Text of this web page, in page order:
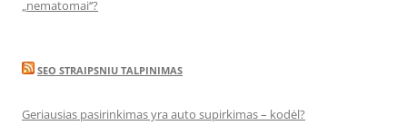
„nematomai‘‘?
SEO STRAIPSNIU TALPINIMAS
Geriausias pasirinkimas yra auto supirkimas – kodėl?